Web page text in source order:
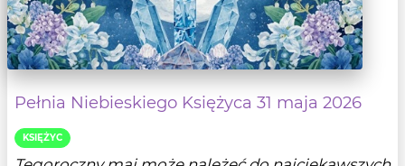
Pełnia Niebieskiego Księżyca 31 maja 2026
KSIĘŻYC